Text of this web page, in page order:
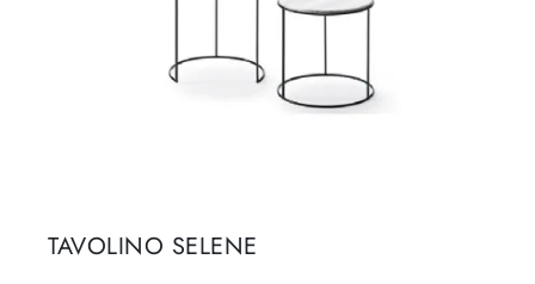
TAVOLINO SELENE